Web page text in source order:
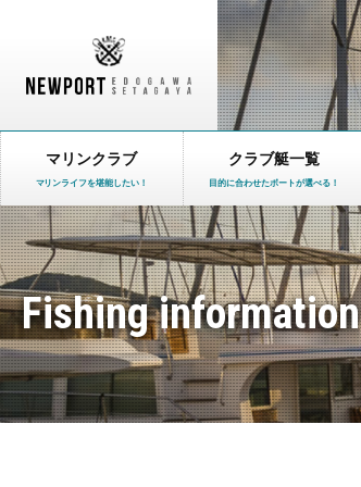
マリンクラブ
マリンライフを堪能したい！
クラブ艇一覧
目的に合わせたボートが選べる！
Fishing information